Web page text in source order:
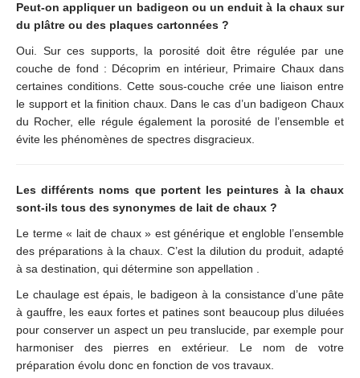
Peut-on appliquer un badigeon ou un enduit à la chaux sur
du plâtre ou des plaques cartonnées ?
Oui. Sur ces supports, la porosité doit être régulée par une
couche de fond : Décoprim en intérieur, Primaire Chaux dans
certaines conditions. Cette sous-couche crée une liaison entre
le support et la finition chaux. Dans le cas d’un badigeon Chaux
du Rocher, elle régule également la porosité de l’ensemble et
évite les phénomènes de spectres disgracieux.
Les différents noms que portent les peintures à la chaux
sont-ils tous des synonymes de lait de chaux ?
Le terme « lait de chaux » est générique et engloble l’ensemble
des préparations à la chaux. C’est la dilution du produit, adapté
à sa destination, qui détermine son appellation .
Le chaulage est épais, le badigeon à la consistance d’une pâte
à gauffre, les eaux fortes et patines sont beaucoup plus diluées
pour conserver un aspect un peu translucide, par exemple pour
harmoniser des pierres en extérieur. Le nom de votre
préparation évolu donc en fonction de vos travaux.